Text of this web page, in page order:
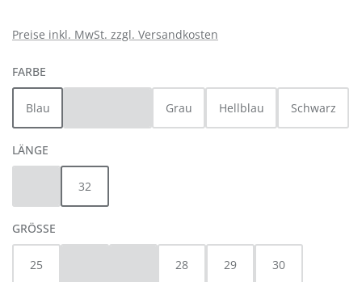
Preise inkl. MwSt. zzgl. Versandkosten
FARBE
Blau
(Diese Option ist zurzeit nicht verfügbar.)
Grau Hellblau Schwarz
LÄNGE
(Diese Option ist zurzeit nicht verfügbar.)
32
GRÖSSE
25
(Diese Option ist zurzeit nicht verfügbar.)
(Diese Option ist zurzeit nicht verfügbar.)
28 29 30